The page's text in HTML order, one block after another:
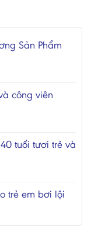
Sản Phẩm
công viên
tuổi tươi trẻ và
trẻ em bơi lội